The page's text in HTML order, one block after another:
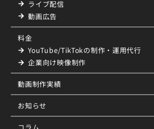
ライブ配信
動画広告
料金
YouTube/TikTokの制作・運用代行
企業向け映像制作
動画制作実績
お知らせ